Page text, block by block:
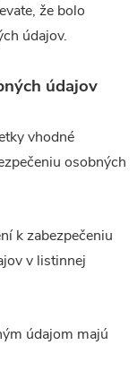
že bolo
údajov.
údajov
vhodné
osobných
k zabezpečeniu
v listinnej
údajom majú
Send